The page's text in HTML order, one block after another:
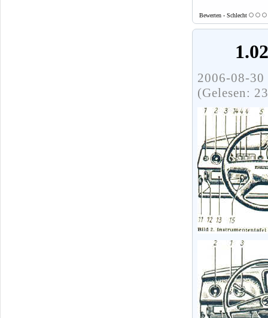
Bewerten - Schlecht
2006-08-
(Gelesen: